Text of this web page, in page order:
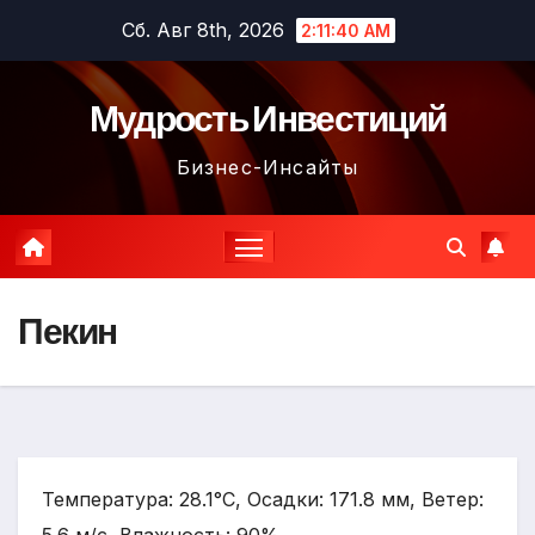
содержимому
Сб. Авг 8th, 2026 2:11:41 AM
Мудрость Инвестиций
Бизнес-Инсайты
Пекин
Температура: 28.1°C, Осадки: 171.8 мм, Ветер: